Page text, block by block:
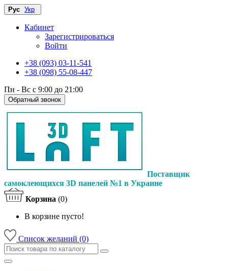
Рус Укр
Кабинет
Зарегистрироваться
Войти
+38 (093) 03-11-541
+38 (098) 55-08-447
Пн - Вс с 9:00 до 21:00
Обратный звонок
Поставщик
самоклеющихся 3D панелей №1 в Украине
Корзина (0)
В корзине пусто!
Список желаний (0)